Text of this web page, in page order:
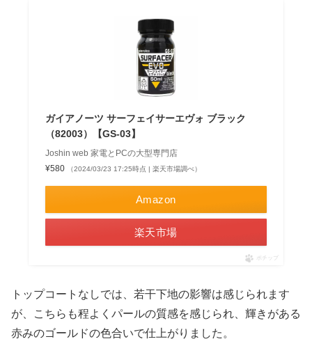
ガイアノーツ サーフェイサーエヴォ ブラック
（82003）【GS-03】
Joshin web 家電とPCの大型専門店
¥580
（2024/03/23 17:25時点 | 楽天市場調べ）
Amazon
楽天市場
ポチップ
トップコートなしでは、若干下地の影響は感じられます
が、こちらも程よくパールの質感を感じられ、輝きがある
赤みのゴールドの色合いで仕上がりました。